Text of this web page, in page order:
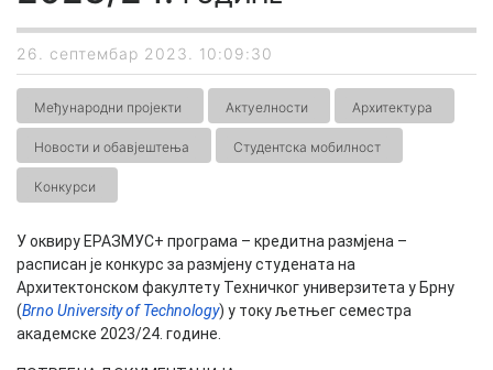
26. септембар 2023. 10:09:30
Међународни пројекти Актуелности Архитектура
Новости и обавјештења Студентска мобилност
Конкурси
У оквиру ЕРАЗМУС+ програма – кредитна размјена –
расписан је конкурс за размјену студената на
Архитектонском факултету Техничкогуниверзитета у Брну
(Brno University of Technology) у токуљетњегсеместра
академске 2023/24 . године.